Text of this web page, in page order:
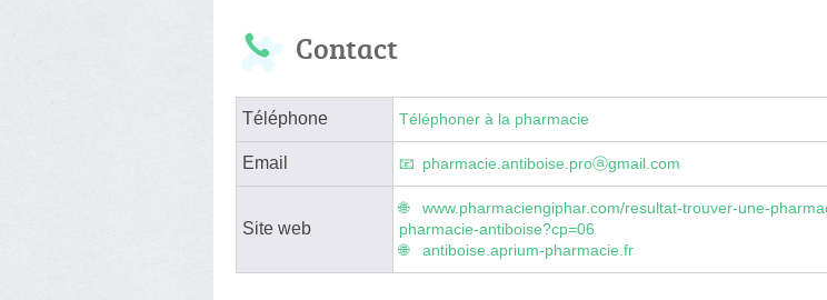
Contact
Téléphone Téléphoner à la pharmacie
Email pharmacie.antiboise.proⓐgmail.com
Site web
www.pharmaciengiphar.com/resultat-trouver-une-
pharmacie-antiboise?cp=06
antiboise.aprium-pharmacie.fr